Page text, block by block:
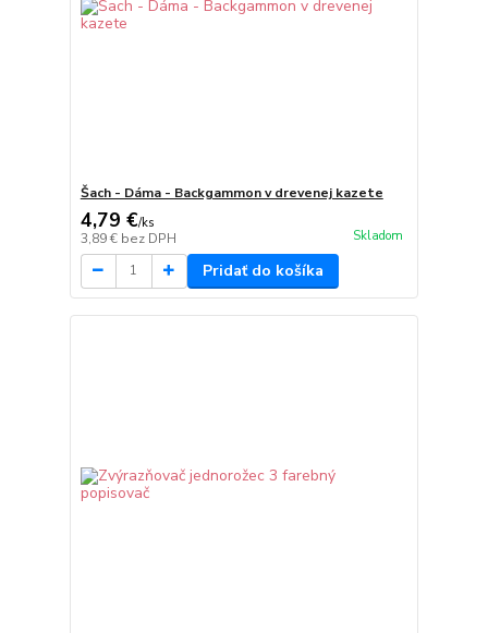
Šach - Dáma - Backgammon v drevenej kazete
4,79 €/ks
3,89 € bez DPH Skladom
Pridať do košíka